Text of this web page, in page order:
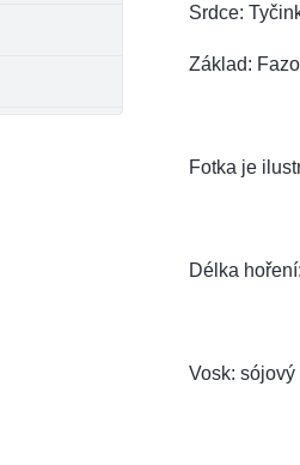
Srdce:
Základ:
Fotka je
Délka
Vosk: